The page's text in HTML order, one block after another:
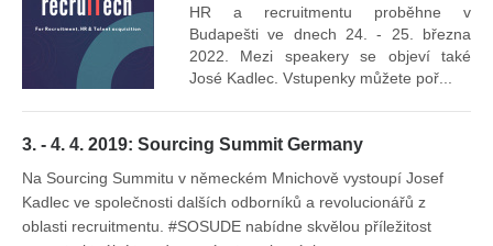
HR a recruitmentu proběhne v
Budapešti ve dnech 24. - 25. března
2022. Mezi speakery se objeví také
José Kadlec. Vstupenky můžete poř...
3. - 4. 4. 2019: Sourcing Summit Germany
Na Sourcing Summitu v německém Mnichově vystoupí Josef
Kadlec ve společnosti dalších odborníků a revolucionářů z
oblasti recruitmentu. #SOSUDE nabídne skvělou příležitost